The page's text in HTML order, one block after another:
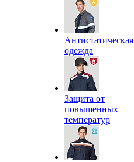
Антистатическая
одежда
Защита от
повышенных
температур